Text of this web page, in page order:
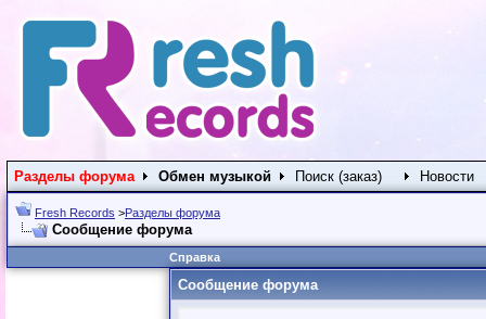
Разделы форума Обмен музыкой Поиск (заказ) Новости
Fresh Records >Разделы форума
Сообщение форума
Справка
Сообщение форума